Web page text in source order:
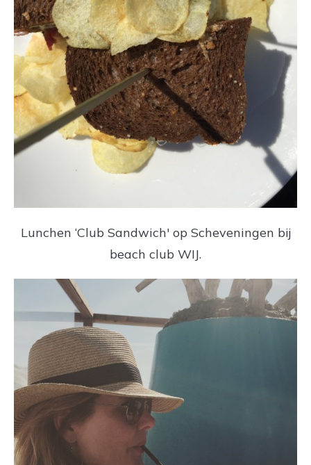
Lunchen ‘Club Sandwich' op Scheveningen bij
beach club WIJ.